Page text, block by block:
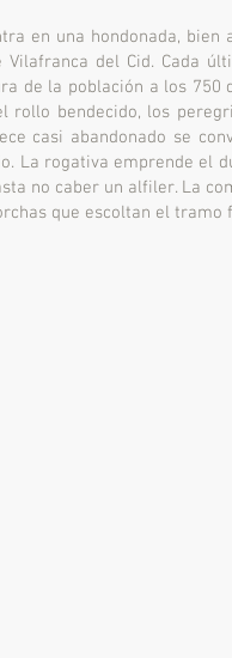
en una hondonada,
Vilafranca del Cid. Cada
de la población a los
rollo bendecido, los
casi abandonado se
La rogativa emprende el
no caber un alfiler. La
que escoltan el tramo